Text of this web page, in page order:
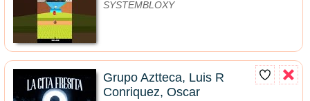
SYSTEMBLOXY
Grupo Aztteca, Luis R
Conriquez, Oscar